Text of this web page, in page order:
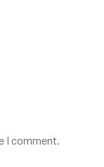
I comment.